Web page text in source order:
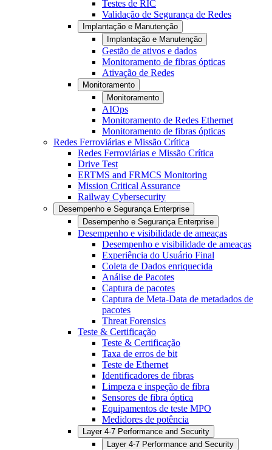
Testes de RIC
Validação de Segurança de Redes
Implantação e Manutenção
Implantação e Manutenção
Gestão de ativos e dados
Monitoramento de fibras ópticas
Ativação de Redes
Monitoramento
Monitoramento
AIOps
Monitoramento de Redes Ethernet
Monitoramento de fibras ópticas
Redes Ferroviárias e Missão Crítica
Redes Ferroviárias e Missão Crítica
Drive Test
ERTMS and FRMCS Monitoring
Mission Critical Assurance
Railway Cybersecurity
Desempenho e Segurança Enterprise
Desempenho e Segurança Enterprise
Desempenho e visibilidade de ameaças
Desempenho e visibilidade de ameaças
Experiência do Usuário Final
Coleta de Dados enriquecida
Análise de Pacotes
Captura de pacotes
Captura de Meta-Data de metadados de
pacotes
Threat Forensics
Teste & Certificação
Teste & Certificação
Taxa de erros de bit
Teste de Ethernet
Identificadores de fibras
Limpeza e inspeção de fibra
Sensores de fibra óptica
Equipamentos de teste MPO
Medidores de potência
Layer 4-7 Performance and Security
Layer 4-7 Performance and Security